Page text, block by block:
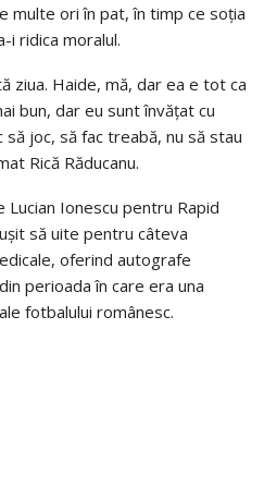
multe ori în pat, în timp ce soția
i ridica moralul.
ziua. Haide, mă, dar ea e tot ca
bun, dar eu sunt învățat cu
să joc, să fac treabă, nu să stau
Rică Răducanu.
Ionescu pentru Rapid
să uite pentru câteva
oferind autografe
perioada în care era una
fotbalului românesc.